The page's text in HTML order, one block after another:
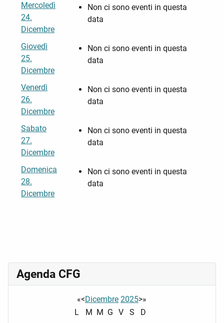
Mercoledì
24.
Dicembre
Non ci sono eventi in questa
data
Giovedì
25.
Dicembre
Non ci sono eventi in questa
data
Venerdì
26.
Dicembre
Non ci sono eventi in questa
data
Sabato
27.
Dicembre
Non ci sono eventi in questa
data
Domenica
28.
Dicembre
Non ci sono eventi in questa
data
Agenda CFG
«<Dicembre 2025>»
L
M M G V S
D